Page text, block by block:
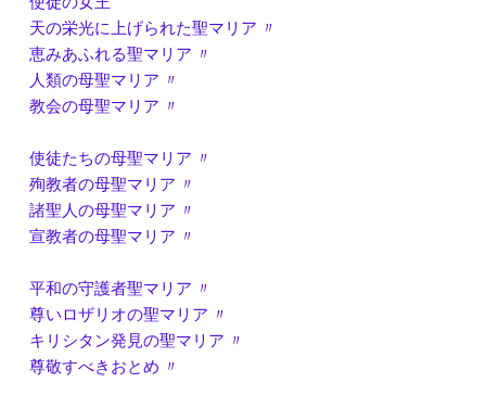
天の栄光に上げられた聖マリア 〃
恵みあふれる聖マリア 〃
人類の母聖マリア 〃
教会の母聖マリア 〃
使徒たちの母聖マリア 〃
殉教者の母聖マリア 〃
諸聖人の母聖マリア 〃
宣教者の母聖マリア 〃
平和の守護者聖マリア 〃
尊いロザリオの聖マリア 〃
キリシタン発見の聖マリア 〃
尊敬すべきおとめ 〃